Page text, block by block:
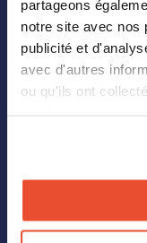
partageons
notre site avec nos
publicité et
avec d'autres
ou qu'ils ont
Landing Page Builder
Digital Shelf